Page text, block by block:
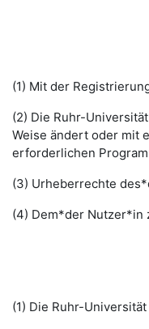
(1) Mit der
(2) Die Ruhr-
Weise ändert oder mit
erforderlichen
(3) Urheberrechte
(4) Dem*der Nutzer*in
(1) Die Ruhr-